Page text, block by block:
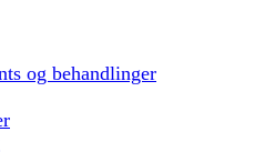
og behandlinger